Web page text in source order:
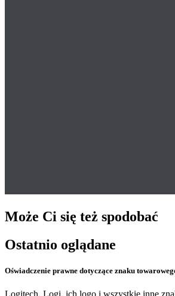
Może Ci się też spodobać
Ostatnio oglądane
Oświadczenie prawne dotyczące znaku
Logitech, Logi, ich logo i wszystkie inne